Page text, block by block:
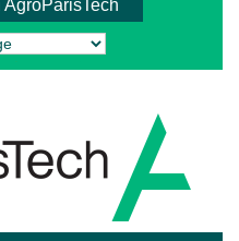
Translate